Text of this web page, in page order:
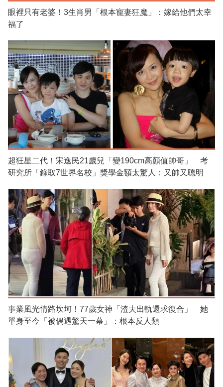
眼裡只有老婆！3生肖男「根本寵妻狂魔」：嫁給他們太幸
福了
超狂星二代！宋逸民21歲兒「變190cm高顏值帥哥」 考
研究所「錄取7世界名校」獎學金額太驚人：又帥又聰明
事業風光情路坎坷！77歲女神「渣夫出軌還求復合」 她
單身至今「被偶遇驚天一幕」：根本反人類